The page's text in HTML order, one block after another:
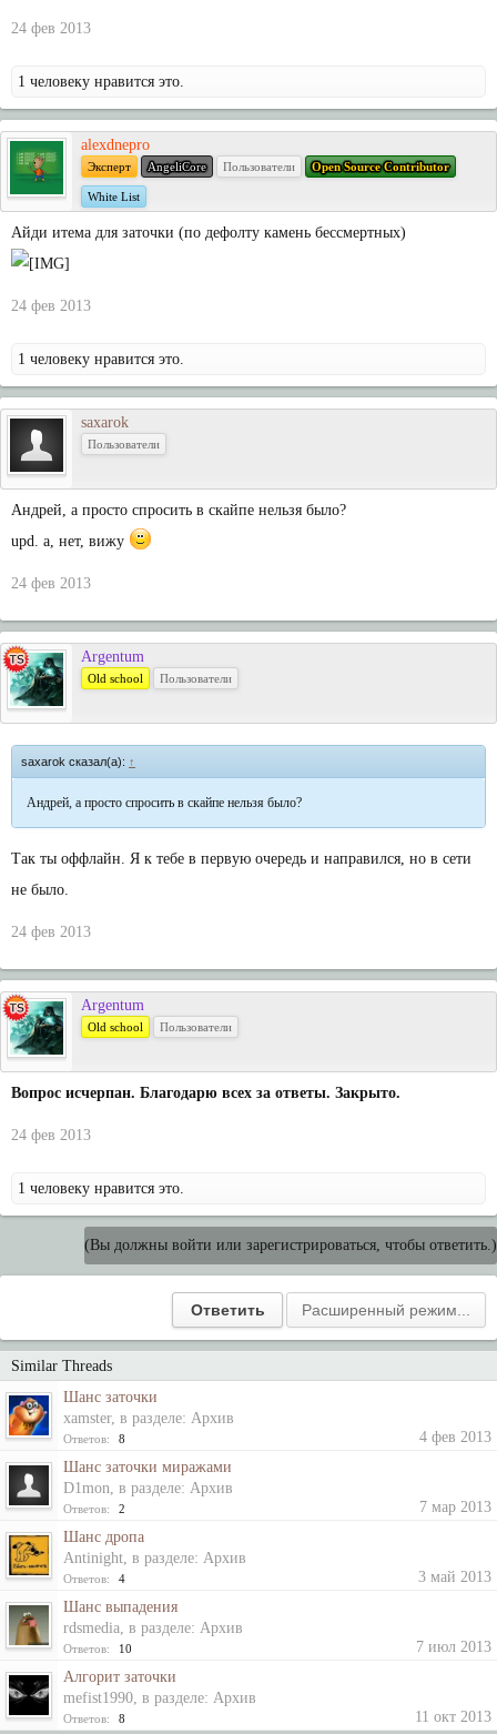
24 фев 2013
1 человеку нравится это.
alexdnepro
Эксперт AngeliCore Пользователи Open Source Contributor
White List
Айди итема для заточки (по дефолту камень бессмертных)
24 фев 2013
1 человеку нравится это.
saxarok
Пользователи
Андрей, а просто спросить в скайпе нельзя было?
upd. а, нет, вижу
24 фев 2013
Argentum
Old school Пользователи
saxarok сказал(а): ↑
Андрей, а просто спросить в скайпе нельзя было?
Так ты оффлайн. Я к тебе в первую очередь и направился, но в сети
не было.
24 фев 2013
Argentum
Old school Пользователи
Вопрос исчерпан. Благодарю всех за ответы. Закрыто.
24 фев 2013
1 человеку нравится это.
(Вы должны войти или зарегистрироваться, чтобы ответить.)
Similar Threads
Шанс заточки
xamster, в разделе: Архив
Ответов: 8
4 фев 2013
Шанс заточки миражами
D1mon, в разделе: Архив
Ответов: 2
7 мар 2013
Шанс дропа
Antinight, в разделе: Архив
Ответов: 4
3 май 2013
Шанс выпадения
rdsmedia, в разделе: Архив
Ответов: 10
7 июл 2013
Алгорит заточки
mefist1990, в разделе: Архив
Ответов: 8 11 окт 2013